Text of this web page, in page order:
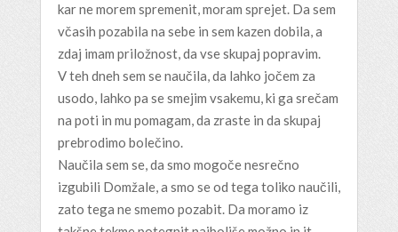
kar ne morem spremenit, moram sprejet. Da sem
včasih pozabila na sebe in sem kazen dobila, a
zdaj imam priložnost, da vse skupaj popravim.
V teh dneh sem se naučila, da lahko jočem za
usodo, lahko pa se smejim vsakemu, ki ga srečam
na poti in mu pomagam, da zraste in da skupaj
prebrodimo bolečino.
Naučila sem se, da smo mogoče nesrečno
izgubili Domžale, a smo se od tega toliko naučili,
zato tega ne smemo pozabit. Da moramo iz